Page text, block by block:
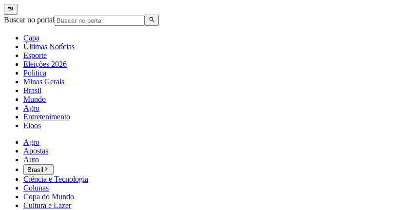
Buscar no portal
Capa
Últimas Notícias
Esporte
Eleições 2026
Política
Minas Gerais
Brasil
Mundo
Agro
Entretenimento
Eloos
Agro
Apostas
Auto
Brasil
Ciência e Tecnologia
Colunas
Copa do Mundo
Cultura e Lazer